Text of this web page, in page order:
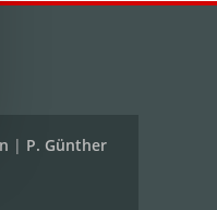
| P. Günther